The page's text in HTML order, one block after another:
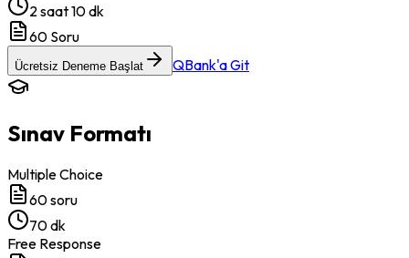
2 saat 10 dk
60 Soru
Ücretsiz Deneme Başlat QBank'a Git
Sınav Formatı
Multiple Choice
60soru
70 dk
Free Response